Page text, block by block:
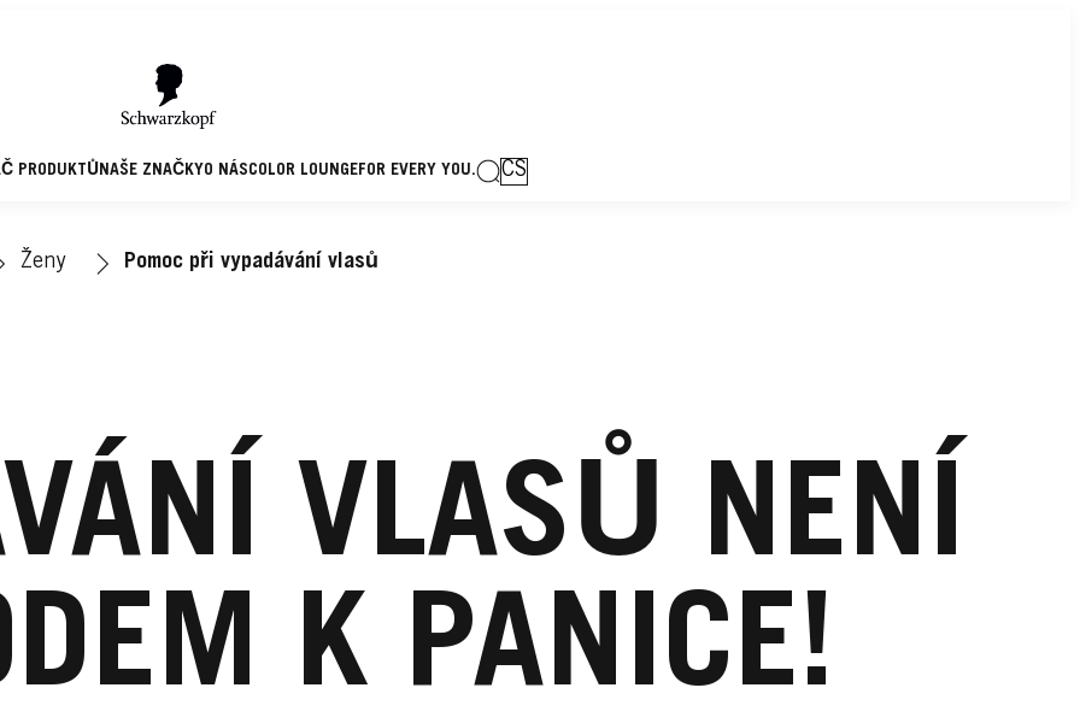
PRODUKTŮNAŠE ZNAČKYO NÁSCOLOR LOUNGEFOR EVERY YOU. CS
Ženy Pomoc při vypadávání vlasů
VLASŮ NENÍ
K PANICE!